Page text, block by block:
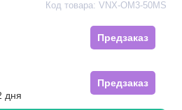
Код товара: VNX-OM3-50MS
Предзаказ
Предзаказ
дня